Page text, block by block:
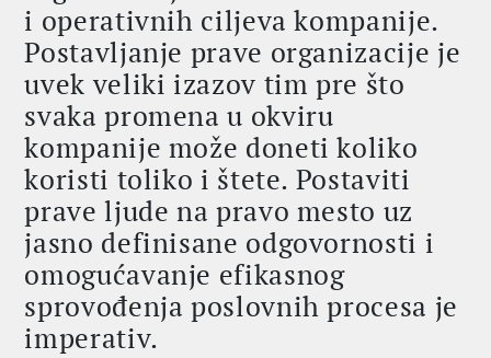
i operativnih ciljeva kompanije.
Postavljanje prave organizacije je
uvek veliki izazov tim pre što
svaka promena u okviru
kompanije može doneti koliko
koristi toliko i štete. Postaviti
prave ljude na pravo mesto uz
jasno definisane odgovornosti i
omogućavanje efikasnog
sprovođenja poslovnih procesa je
imperativ.